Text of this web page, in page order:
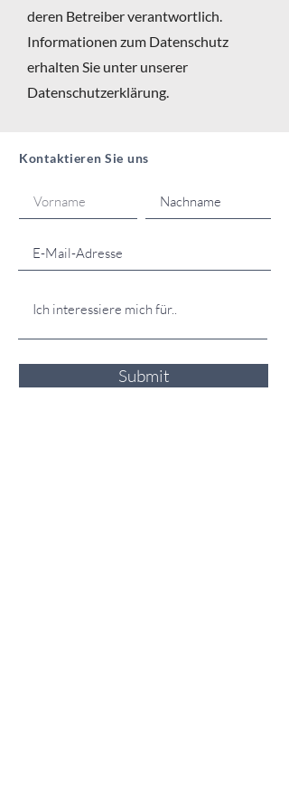
deren Betreiber verantwortlich.
Informationen zum Datenschutz
erhalten Sie unter unserer
Datenschutzerklärung.
Kontaktieren Sie uns
Submit